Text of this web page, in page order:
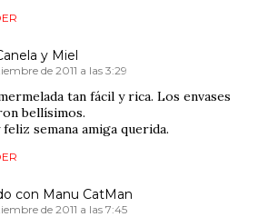
y Miel
de 2011 a las 3:29
tan fácil y rica. Los envases
bellísimos.
semana amiga querida.
con Manu CatMan
de 2011 a las 7:45